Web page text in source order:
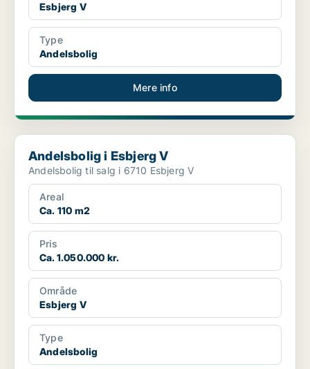
Esbjerg V
Type
Andelsbolig
Mere info
Andelsbolig i Esbjerg V
Andelsbolig i Esbjerg V
Andelsbolig til salg i 6710 Esbjerg V
Areal
Ca. 110 m2
Pris
Ca. 1.050.000 kr.
Område
Esbjerg V
Type
Andelsbolig